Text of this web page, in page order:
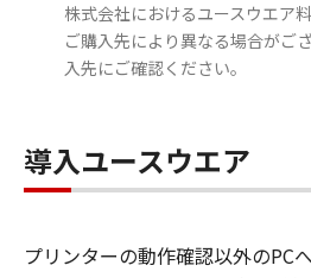
株式会社におけるユースウエア
ご購入先により異なる場合がご
入先にご確認ください。
導入ユースウエア
プリンターの動作確認以外のPC